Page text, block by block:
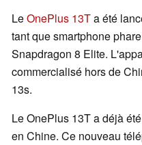
LeOnePlus 13Ta été
tant que smartphone
Snapdragon 8 Elite.
commercialisé hors de
13s.
Le OnePlus 13T a déjà
en Chine. Ce nouveau